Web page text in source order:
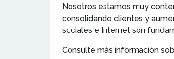
Nosotros estamos muy
consolidando clientes y
sociales e Internet son
Consulte más información